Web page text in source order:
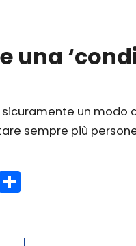
una
un modo
sempre più
Link